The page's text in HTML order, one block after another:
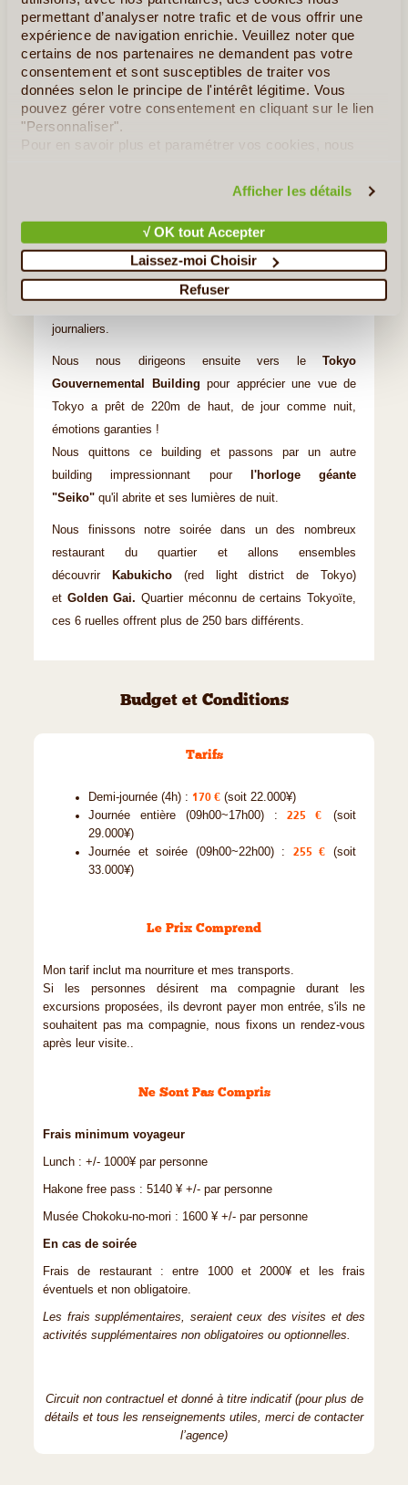
permettant d’analyser notre trafic et de vous offrir une
expérience de navigation enrichie. Veuillez noter que
certains de nos partenaires ne demandent pas votre
consentement et sont susceptibles de traiter vos
données selon le principe de l'intérêt légitime. Vous
pouvez gérer votre consentement en cliquant sur le lien
"Personnaliser".
Pour en savoir plus et paramétrer vos cookies, nous
Afficher les détails
√ OK tout Accepter
Laissez-moi Choisir
Refuser
18h30 :
Je vous propose soit de vous raccompagner à
votre hôtel soit de nous séparer àHarajukupour que
vous profitiez de votre fin de journée, auquel cas, je
conseille certains endroits et leurs ambiances.
En cas de soirée 18h30~22h00
les affaires, les sorties, ses restaurants, que pour sa
Dans ce quartier important de la capitale, je fais découvrir
la gare de Shinjuku aux voyageurs, impressionnante de
par sa taille, son architecture et sa fréquentation
journaliers.
Nous nous dirigeons ensuite vers le Tokyo
Gouvernemental Building pour apprécier une vue de
Tokyo a prêt de 220m de haut, de jour comme nuit,
émotions garanties !
Nous quittons ce building et passons par un autre
building impressionnant pourl'horloge géante
"Seiko" qu'il abrite et ses lumières de nuit.
Nous finissons notre soirée dans un des nombreux
restaurant du quartier et allons ensembles
découvrir
Kabukicho(red light district de Tokyo)
et Golden Gai. Quartier méconnu de certains Tokyoïte,
ces 6 ruelles offrent plus de 250 bars différents.
Budget et Conditions
Tarifs
Demi-journée (4h) : 170 € (soit 22.000¥)
Journée entière (09h00~17h00) :225 €(soit
29.000¥)
Journée et soirée (09h00~22h00) : 255 € (soit
33.000¥)
Le Prix Comprend
Mon tarif inclut ma nourriture et mes transports.
Si les personnes désirent ma compagnie durant les
excursions proposées, ils devront payer mon entrée, s'ils ne
souhaitent pas ma compagnie, nous fixons un rendez-vous
après leur visite..
Ne Sont Pas Compris
Frais minimum voyageur
Lunch : +/- 1000¥ par personne
Hakone free pass : 5140 ¥ +/- par personne
Musée Chokoku-no-mori : 1600 ¥ +/- par personne
En cas de soirée
Frais de restaurant : entre 1000 et 2000¥ et les frais
éventuels et non obligatoire.
Les frais supplémentaires, seraient ceux des visites et des
activités supplémentaires non obligatoires ou optionnelles.
Circuit non contractuel et donné à titre indicatif (pour plus de
détails et tous les renseignements utiles, merci de contacter
l’agence)